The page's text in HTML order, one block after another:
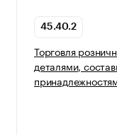
45.40.2
Торговля
деталями,